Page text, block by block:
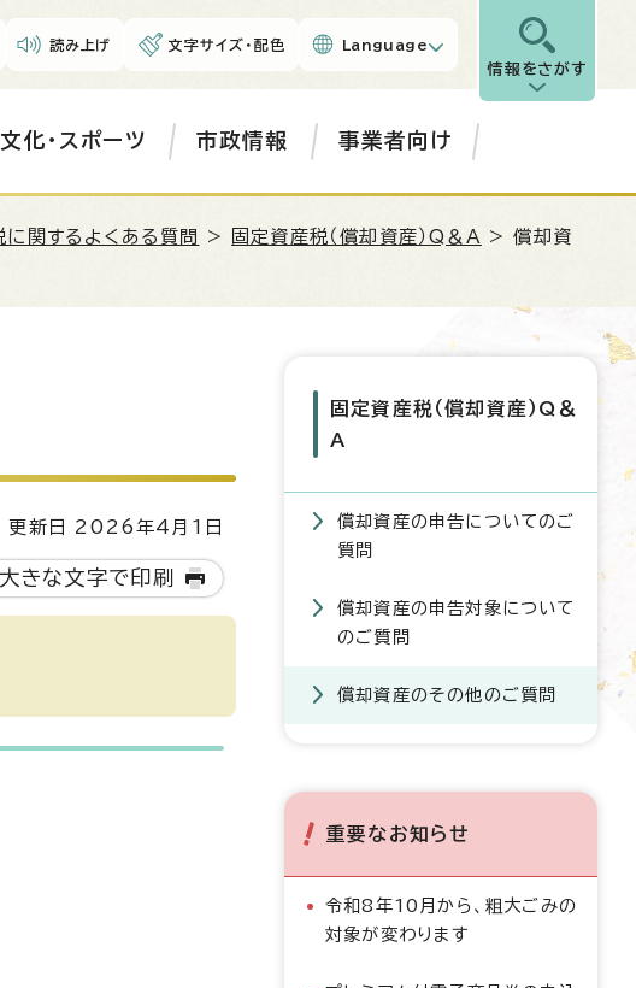
読み上げ 文字サイズ・配色 Language
情報をさがす
化・スポーツ 市政情報 事業者向け
に関するよくある質問 > 固定資産税（償却資産）Q＆A > 償却資
新日 2026年4月1日
大きな文字で印刷
固定資産税（償却資産）Q＆
A
償却資産の申告についてのご
質問
償却資産の申告対象について
のご質問
償却資産のその他のご質問
重要なお知らせ
令和8年10月から、粗大ごみの
対象が変わります